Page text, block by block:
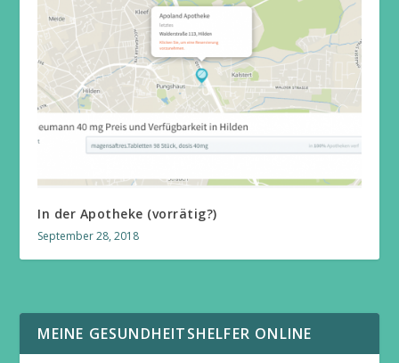
In der Apotheke (vorrätig?)
September 28, 2018
MEINE GESUNDHEITSHELFER ONLINE